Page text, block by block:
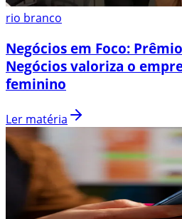
rio branco
Negócios em Foco:
Negócios valoriza o
feminino
Ler matéria